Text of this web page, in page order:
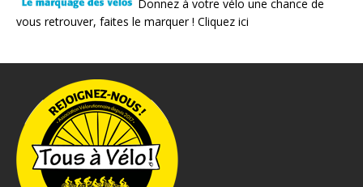
Donnez à votre vélo une chance de
vous retrouver, faites le marquer ! Cliquez ici